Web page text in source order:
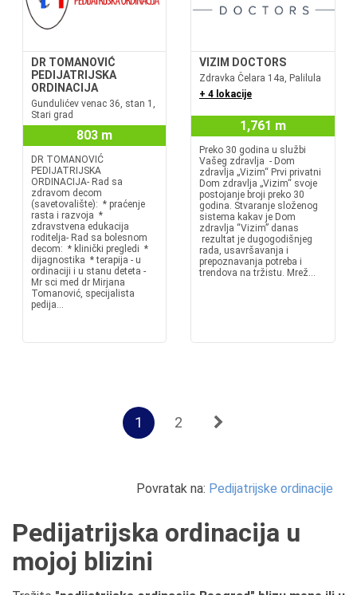
DR TOMANOVIĆ
PEDIJATRIJSKA
ORDINACIJA
Gundulićev venac 36, stan 1,
Stari grad
803 m
DR TOMANOVIĆ
PEDIJATRIJSKA
ORDINACIJA- Rad sa
zdravom decom
(savetovalište): * praćenje
rasta i razvoja *
zdravstvena edukacija
roditelja- Rad sa bolesnom
decom: * klinički pregledi *
dijagnostika * terapija - u
ordinaciji i u stanu deteta -
Mr sci med dr Mirjana
Tomanović, specijalista
pedija...
VIZIM DOCTORS
Zdravka Čelara 14a, Palilula
+ 4 lokacije
1,761 m
Preko 30 godina u službi
Vašeg zdravlja - Dom
zdravlja „Vizim“ Prvi privatni
Dom zdravlja „Vizim“ svoje
postojanje broji preko 30
godina. Stvaranje složenog
sistema kakav je Dom
zdravlja “Vizim” danas
rezultat je dugogodišnjeg
rada, usavršavanja i
prepoznavanja potreba i
trendova na tržistu. Mrež...
1 2
Povratak na: Pedijatrijske ordinacije
Pedijatrijska ordinacija u
mojoj blizini